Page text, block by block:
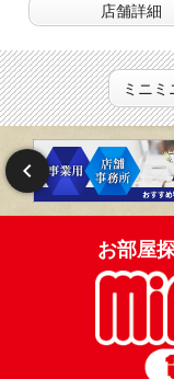
店舗詳細
ミニ
お部屋